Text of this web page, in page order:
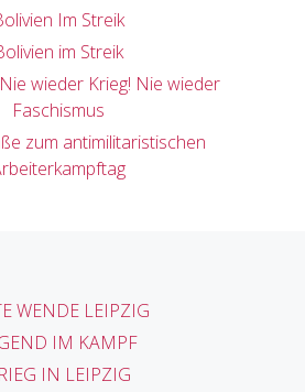
Im Streik
im Streik
wieder Krieg! Nie wieder
Faschismus
zum antimilitaristischen
WENDE LEIPZIG
IM KAMPF
IN LEIPZIG